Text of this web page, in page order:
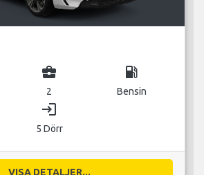
business_center
2
local_gas_station
Bensin
login
5 Dörr
VISA DETALJER...